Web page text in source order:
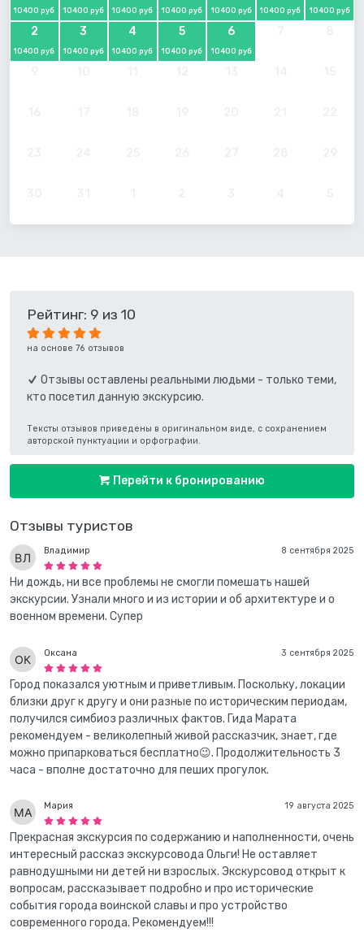
10400 руб 10400 руб 10400 руб 10400 руб 10400 руб 10400 руб 10400 руб
2
10400 руб
3
10400 руб
4
10400 руб
5
10400 руб
6
10400 руб
Отзывы туристов
8 сентября 2025
Владимир
Ни дождь, ни все проблемы не смогли помешать нашей
экскурсии. Узнали много и из истории и об архитектуре и о
военном времени. Супер
3 сентября 2025
Оксана
Город показался уютным и приветливым. Поскольку, локации
близки друг к другу и они разные по историческим периодам,
получился симбиоз различных фактов. Гида Марата
рекомендуем - великолепный живой рассказчик, знает, где
можно припарковаться бесплатно😉. Продолжительность 3
часа - вполне достаточно для пеших прогулок.
19 августа 2025
Мария
Прекрасная экскурсия по содержанию и наполненности, очень
интересный рассказ экскурсовода Ольги! Не оставляет
равнодушными ни детей ни взрослых. Экскурсовод открыт к
вопросам, рассказывает подробно и про исторические
события города воинской славы и про устройство
современного города. Рекомендуем!!!
Рейтинг: 9 из 10
на основе 76 отзывов
Отзывы оставлены реальными людьми - только теми,
кто посетил данную экскурсию.
Тексты отзывов приведены в оригинальном виде, с сохранением
авторской пунктуации и орфографии.
Перейти к бронированию